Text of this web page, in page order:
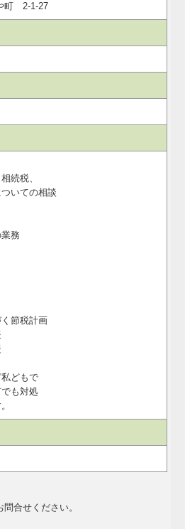
版
関とは
マンド講座
ステム
町 2-1-27
続税、
いての相談
務
節税計画
どもで
も対処
合せください。